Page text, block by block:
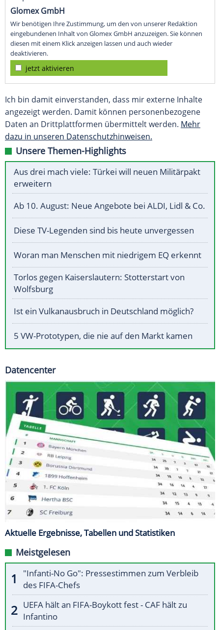
Glomex GmbH
Wir benötigen Ihre Zustimmung, um den von unserer Redaktion
eingebundenen Inhalt von Glomex GmbH anzuzeigen. Sie können
diesen mit einem Klick anzeigen lassen und auch wieder
deaktivieren.
jetzt aktivieren
Ich bin damit einverstanden, dass mir externe Inhalte
angezeigt werden. Damit können personenbezogene
Daten an Drittplattformen übermittelt werden. Mehr
dazu in unseren Datenschutzhinweisen.
Unsere Themen-Highlights
Aus drei mach viele: Türkei will neuen Militärpakt
erweitern
Ab 10. August: Neue Angebote bei ALDI, Lidl & Co.
Diese TV-Legenden sind bis heute unvergessen
Woran man Menschen mit niedrigem EQ erkennt
Torlos gegen Kaiserslautern: Stotterstart von
Wolfsburg
Ist ein Vulkanausbruch in Deutschland möglich?
5 VW-Prototypen, die nie auf den Markt kamen
Datencenter
Aktuelle Ergebnisse, Tabellen und Statistiken
Meistgelesen
"Infanti-No Go": Pressestimmen zum Verbleib
des FIFA-Chefs
UEFA hält an FIFA-Boykott fest - CAF hält zu
Infantino